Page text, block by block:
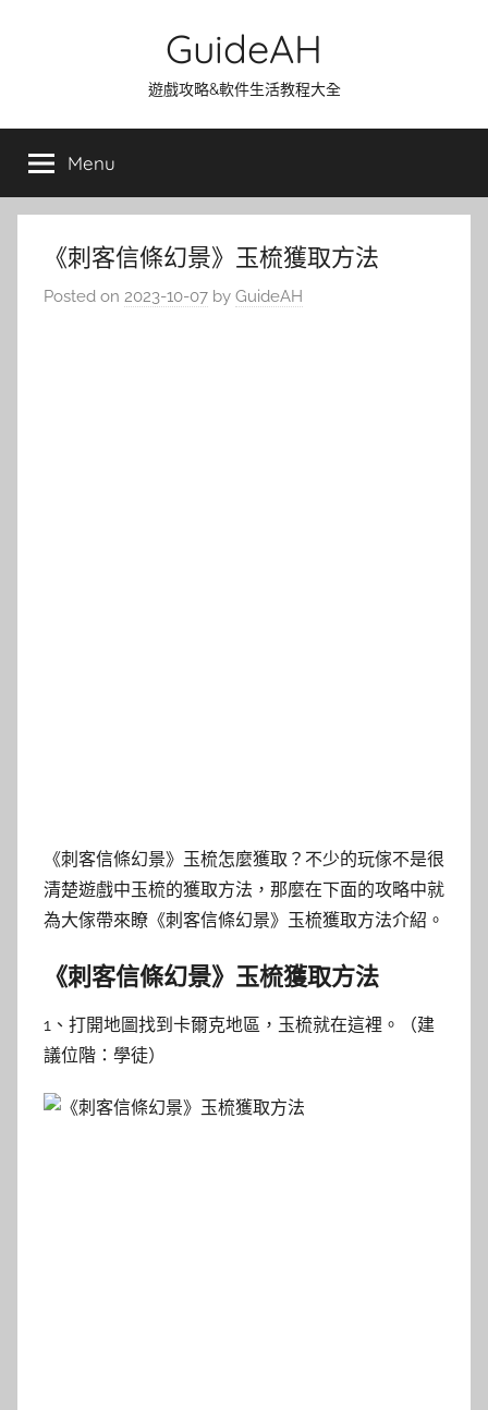
GuideAH
遊戲攻略&軟件生活教程大全
Menu
《刺客信條幻景》玉梳獲取方法
Posted on 2023-10-07 by GuideAH
《刺客信條幻景》玉梳怎麼獲取？不少的玩傢不是很
清楚遊戲中玉梳的獲取方法，那麼在下面的攻略中就
為大傢帶來瞭《刺客信條幻景》玉梳獲取方法介紹。
《刺客信條幻景》玉梳獲取方法
1、打開地圖找到卡爾克地區，玉梳就在這裡。（建
議位階：學徒）